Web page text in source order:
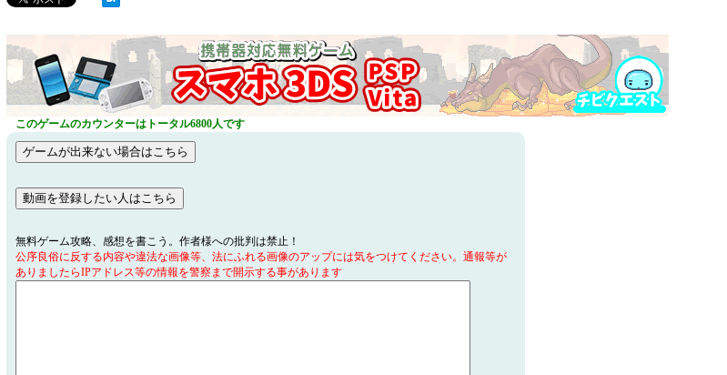
このゲームのカウンターはトータル6800人です
無料ゲーム攻略、感想を書こう。作者様への批判は禁止！
公序良俗に反する内容や違法な画像等、法にふれる画像のアップには気をつけてください。通報等が
ありましたらIPアドレス等の情報を警察まで開示する事があります